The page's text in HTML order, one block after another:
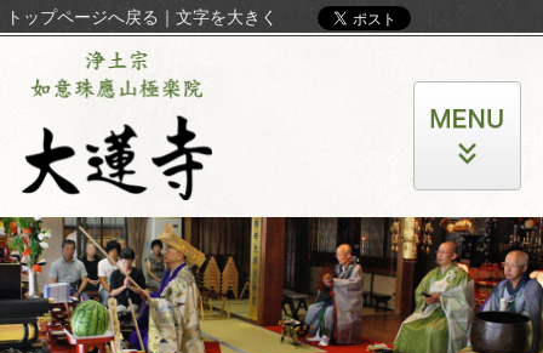
トップページへ戻る ｜ 文字を大きく